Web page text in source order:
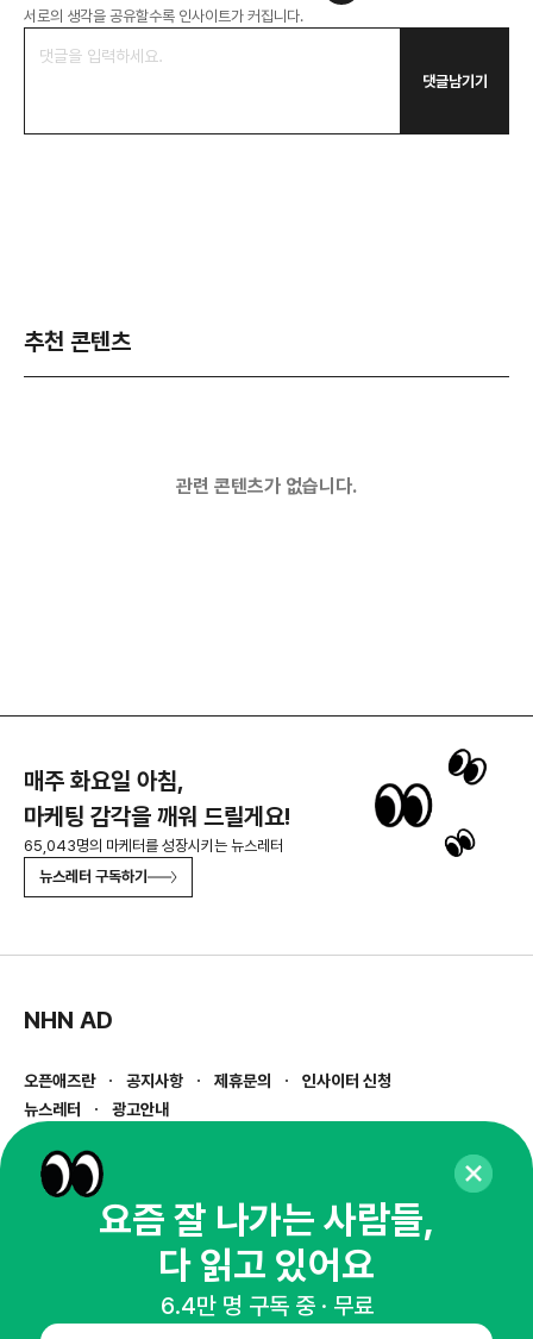
서로의 생각을 공유할수록 인사이트가 커집니다.
댓글남기기
추천 콘텐츠
관련 콘텐츠가 없습니다.
매주 화요일 아침,
마케팅 감각을 깨워 드릴게요!
65,043명의 마케터를 성장시키는 뉴스레터
뉴스레터 구독하기
NHN AD
오픈애즈란 공지사항 제휴문의
인사이터 신청
뉴스레터
광고안내
경기도 성남시 분당구 대왕판교로645번길 16
사업자등록번호 : 144-81-27690(
통신판매업신고번호 : 2014-경기성남-1023
호스팅서비스사업자 : 오픈애즈
1800-2198
openads@openads.co.kr
요즘 잘 나가는 사람들,
다 읽고 있어요
6.4만 명 구독 중 · 무료